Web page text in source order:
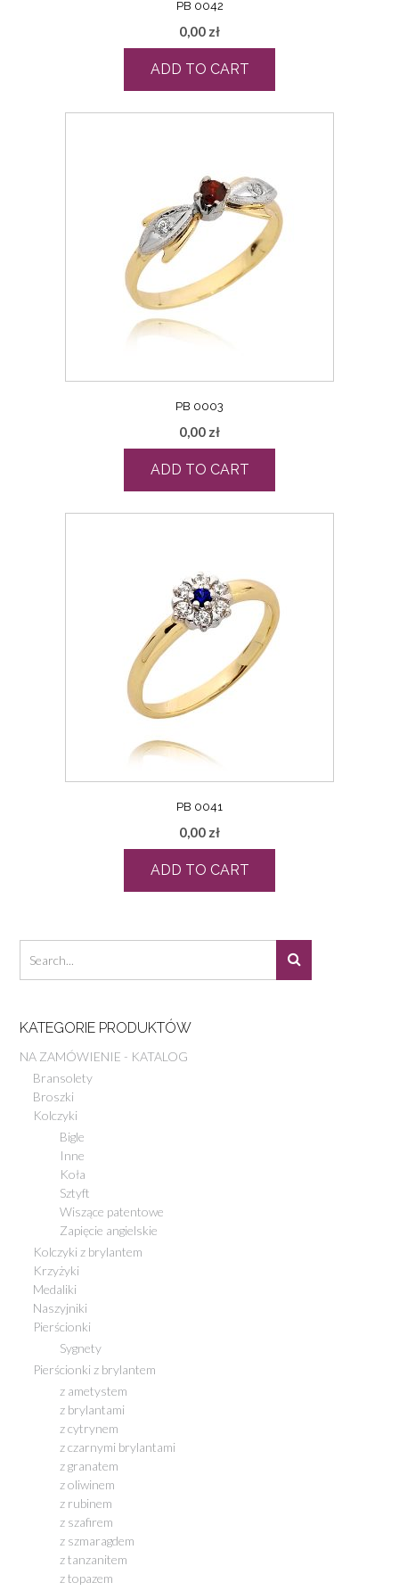
PB 0042
0,00 zł
ADD TO CART
PB 0003
0,00 zł
ADD TO CART
PB 0041
0,00 zł
ADD TO CART
KATEGORIE PRODUKTÓW
NA ZAMÓWIENIE - KATALOG
Bransolety
Broszki
Kolczyki
Bigle
Inne
Koła
Sztyft
Wiszące patentowe
Zapięcie angielskie
Kolczyki z brylantem
Krzyżyki
Medaliki
Naszyjniki
Pierścionki
Sygnety
Pierścionki z brylantem
z ametystem
z brylantami
z cytrynem
z czarnymi brylantami
z granatem
z oliwinem
z rubinem
z szafirem
z szmaragdem
z tanzanitem
z topazem